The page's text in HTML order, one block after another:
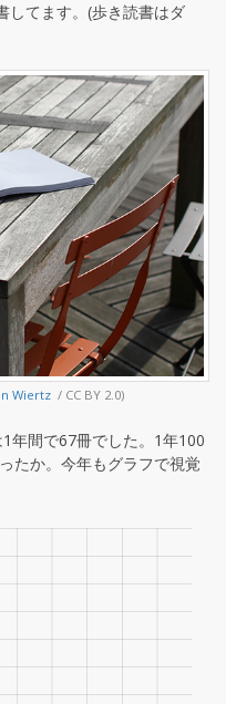
してます。(歩き読書はダ
Wiertz / CC BY 2.0)
年間で67冊でした。1年100
たか。今年もグラフで視覚